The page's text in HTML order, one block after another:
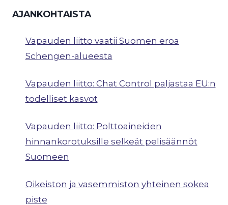
AJANKOHTAISTA
Vapauden liitto vaatii Suomen eroa
Schengen-alueesta
Vapauden liitto: Chat Control paljastaa EU:n
todelliset kasvot
Vapauden liitto: Polttoaineiden
hinnankorotuksille selkeät pelisäännöt
Suomeen
Oikeiston ja vasemmiston yhteinen sokea
piste